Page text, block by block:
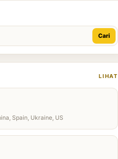
Cari
LIHAT
Spain, Ukraine, US